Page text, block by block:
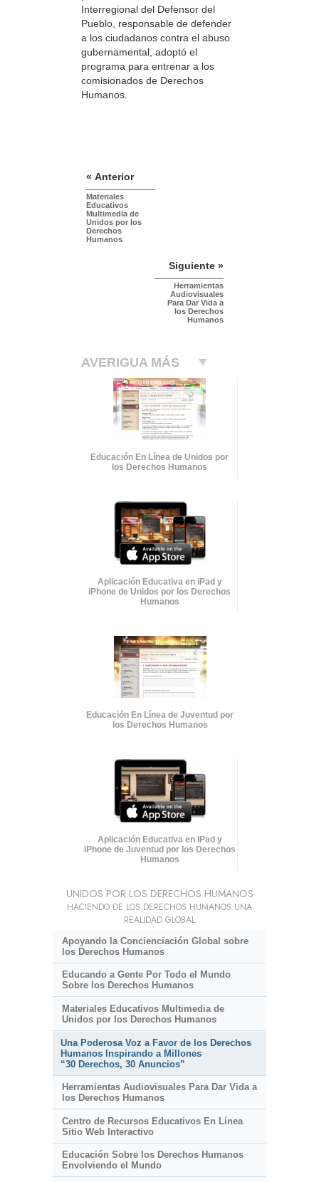
Interregional del Defensor del
Pueblo, responsable de defender
a los ciudadanos contra el abuso
gubernamental, adoptó el
programa para entrenar a los
comisionados de Derechos
Humanos.
« Anterior
Materiales
Educativos
Multimedia de
Unidos por los
Derechos
Humanos
Siguiente »
Herramientas
Audiovisuales
Para Dar Vida a
los Derechos
Humanos
AVERIGUA MÁS
Educación En Línea de Unidos por
los Derechos Humanos
Aplicación Educativa en iPad y
iPhone de Unidos por los Derechos
Humanos
Educación En Línea de Juventud por
los Derechos Humanos
Aplicación Educativa en iPad y
iPhone de Juventud por los Derechos
Humanos
UNIDOS POR LOS DERECHOS HUMANOS
HACIENDO DE LOS DERECHOS HUMANOS UNA
REALIDAD GLOBAL
Apoyando la Concienciación Global sobre
los Derechos Humanos
Educando a Gente Por Todo el Mundo
Sobre los Derechos Humanos
Materiales Educativos Multimedia de
Unidos por los Derechos Humanos
Una Poderosa Voz a Favor de los Derechos
Humanos Inspirando a Millones
“30 Derechos, 30 Anuncios”
Herramientas Audiovisuales Para Dar Vida a
los Derechos Humanos
Centro de Recursos Educativos En Línea
Sitio Web Interactivo
Educación Sobre los Derechos Humanos
Envolviendo el Mundo